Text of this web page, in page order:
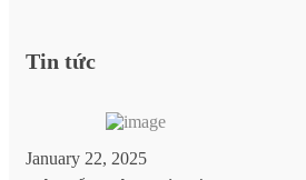
Tin tức
January 22, 2025